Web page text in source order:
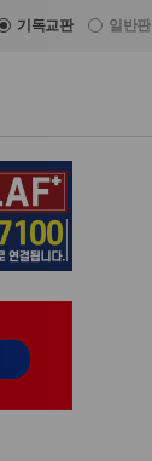
기독교판 일반판